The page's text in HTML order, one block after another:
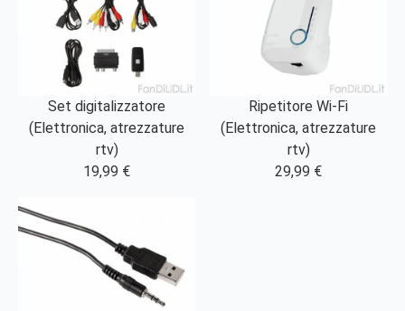
Set digitalizzatore
(Elettronica, atrezzature
rtv)
19,99 €
Ripetitore Wi-Fi
(Elettronica, atrezzature
rtv)
29,99 €